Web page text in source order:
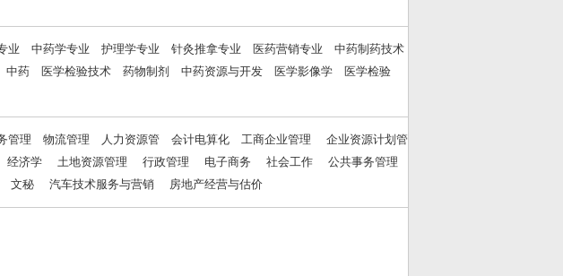
中药学专业 护理学专业 针灸推拿专业 医药营销专业 中药制药技术
医学检验技术 药物制剂 中药资源与开发 医学影像学 医学检验
理 物流管理 人力资源管 会计电算化 工商企业管理 企业资源计划管
济学 土地资源管理 行政管理 电子商务 社会工作 公共事务管理
秘 汽车技术服务与营销 房地产经营与估价